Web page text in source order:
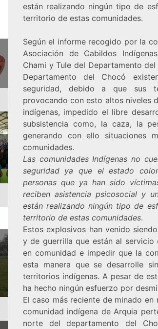
están realizando ningún tipo de
territorio de estas comunidades.
Según el informe recogido por la
Asociación de Cabildos
Chami y Tule del Departamento
Departamento del Chocó
seguridad, debido a que sus
provocando con esto altos niveles
indígenas, impedido el libre
subsistencia como, la caza, la
generando con ello situaciones
comunidades.
Las comunidades Indígenas no
seguridad ya que el estado
personas que ya han sido
reciben asistencia psicosocial y
están realizando ningún tipo de
territorio de estas comunidades.
Estos explosivos han venido
y de guerrilla que están al
en comunidad e impedir que la
esta manera que se desarrolle
territorios indígenas. A pesar de
ha hecho ningún esfuerzo por
El caso más reciente de minado
comunidad indígena de Arquia
norte del departamento del